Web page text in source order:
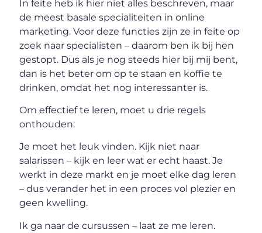
In feite heb ik hier niet alles beschreven, maar
de meest basale specialiteiten in online
marketing. Voor deze functies zijn ze in feite op
zoek naar specialisten – daarom ben ik bij hen
gestopt. Dus als je nog steeds hier bij mij bent,
dan is het beter om op te staan ​​en koffie te
drinken, omdat het nog interessanter is.
Om effectief te leren, moet u drie regels
onthouden:
Je moet het leuk vinden. Kijk niet naar
salarissen – kijk en leer wat er echt haast. Je
werkt in deze markt en je moet elke dag leren
– dus verander het in een proces vol plezier en
geen kwelling.
Ik ga naar de cursussen – laat ze me leren.